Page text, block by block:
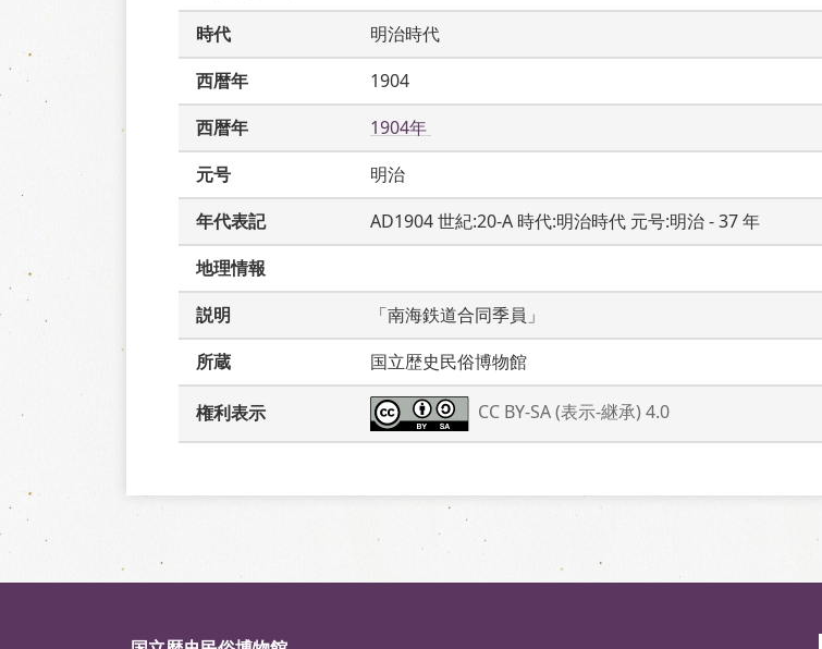
時代
明治時代
西暦年
1904
西暦年
1904年
元号
明治
年代表記
AD1904 世紀:20-A 時代:明治時代 元号:明治 - 37 年
地理情報
説明
「南海鉄道合同季員」
所蔵
国立歴史民俗博物館
権利表示 CC BY-SA (表示-継承) 4.0